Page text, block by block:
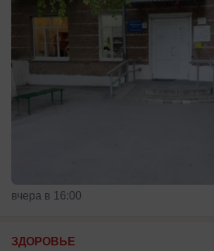
вчера в 16:00
ЗДОРОВЬЕ